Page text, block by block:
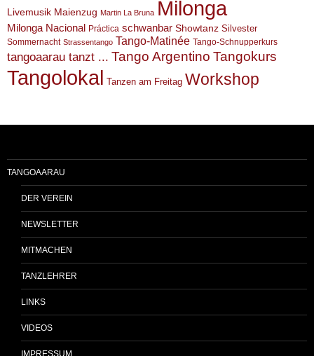
Livemusik Maienzug Martin La Bruna Milonga
Milonga Nacional Práctica schwanbar Showtanz Silvester
Sommernacht Strassentango Tango-Matinée Tango-Schnupperkurs
tangoaarau tanzt ... Tango Argentino Tangokurs
Tangolokal Tanzen am Freitag Workshop
TANGOAARAU
DER VEREIN
NEWSLETTER
MITMACHEN
TANZLEHRER
LINKS
VIDEOS
IMPRESSUM